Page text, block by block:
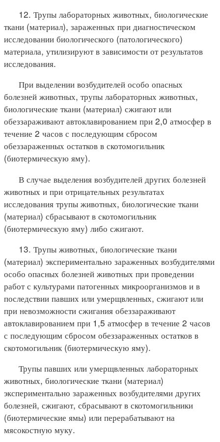
12. Трупы лабораторных животных, биологические
ткани (материал), зараженных при диагностическом
исследовании биологического (патологического)
материала, утилизируют в зависимости от результатов
исследования.
При выделении возбудителей особо опасных
болезней животных, трупы лабораторных животных,
биологические ткани (материал) сжигают или
обеззараживают автоклавированием при 2,0 атмосфер в
течение 2 часов с последующим сбросом
обеззараженных остатков в скотомогильник
(биотермическую яму).
В случае выделения возбудителей других болезней
животных и при отрицательных результатах
исследования трупы животных, биологические ткани
(материал) сбрасывают в скотомогильник
(биотермическую яму) либо сжигают.
13. Трупы животных, биологические ткани
(материал) экспериментально зараженных возбудителями
особо опасных болезней животных при проведении
работ с культурами патогенных микроорганизмов и в
последствии павших или умерщвленных, сжигают или
при невозможности сжигания обеззараживают
автоклавированием при 1,5 атмосфер в течение 2 часов
с последующим сбросом обеззараженных остатков в
скотомогильник (биотермическую яму).
Трупы павших или умерщвленных лабораторных
животных, биологические ткани (материал)
экспериментально зараженных возбудителями других
болезней, сжигают, сбрасывают в скотомогильники
(биотермические ямы) или перерабатывают на
мясокостную муку.